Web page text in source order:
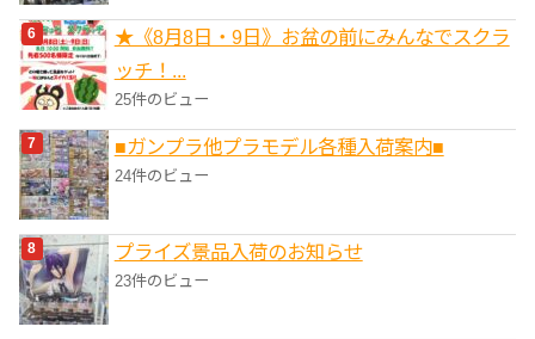
★《8月8日・9日》お盆の前にみんなでスクラ
ッチ！...
25件のビュー
■ガンプラ他プラモデル各種入荷案内■
24件のビュー
プライズ景品入荷のお知らせ
23件のビュー